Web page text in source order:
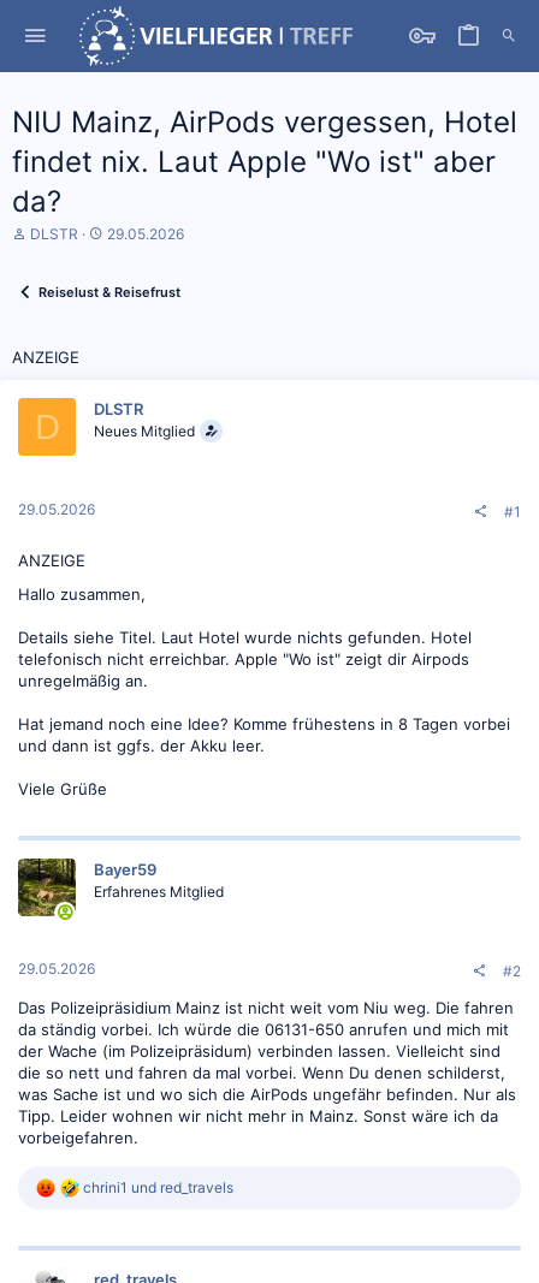
NIU Mainz, AirPods vergessen, Hotel
findet nix. Laut Apple "Wo ist" aber
da?
S
r
*
DLSTR
D
u
t
29.05.2026
Reiselust & Reisefrust
ANZEIGE
D DLSTR
Neues Mitglied
29.05.2026 #1
ANZEIGE
Hallo zusammen,
Details siehe Titel. Laut Hotel wurde nichts gefunden. Hotel
telefonisch nicht erreichbar. Apple "Wo ist" zeigt dir Airpods
unregelmäßig an.
Hat jemand noch eine Idee? Komme frühestens in 8 Tagen vorbei
und dann ist ggfs. der Akku leer.
Viele Grüße
Bayer59
Erfahrenes Mitglied
29.05.2026 #2
Das Polizeipräsidium Mainz ist nicht weit vom Niu weg. Die fahren
da ständig vorbei. Ich würde die 06131-650 anrufen und mich mit
der Wache (im Polizeipräsidum) verbinden lassen. Vielleicht sind
die so nett und fahren da mal vorbei. Wenn Du denen schilderst,
was Sache ist und wo sich die AirPods ungefähr befinden. Nur als
Tipp. Leider wohnen wir nicht mehr in Mainz. Sonst wäre ich da
vorbeigefahren.
R
k
chrini1 und red_travels